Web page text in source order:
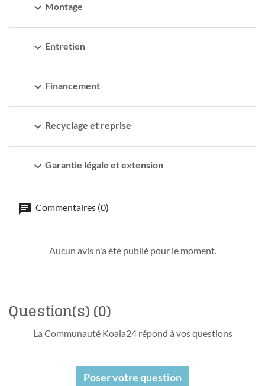
expand_more Montage
expand_more Entretien
expand_more Financement
expand_more Recyclage et reprise
expand_more Garantie légale et extension
Commentaires (0)
Aucun avis n'a été publié pour le moment.
Question(s)(0)
La Communauté Koala24 répond à vos questions
Poser votre question